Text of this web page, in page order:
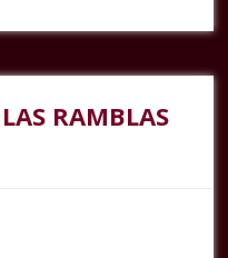
RAMBLAS